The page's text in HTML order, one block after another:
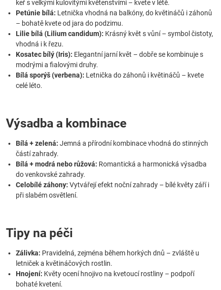
keř s velkými kulovitými květenstvími – kvete v létě.
Petúnie bílá: Letnička vhodná na balkóny, do květináčů i záhonů
– bohatě kvete od jara do podzimu.
Lilie bílá (Lilium candidum): Krásný květ s vůní – symbol čistoty,
vhodná i k řezu.
Kosatec bílý (Iris): Elegantní jarní květ – dobře se kombinuje s
modrými a fialovými druhy.
Bílá sporýš (verbena): Letnička do záhonů i květináčů – kvete
celé léto.
Výsadba a kombinace
Bílá + zelená: Jemná a přírodní kombinace vhodná do stinných
částí zahrady.
Bílá + modrá nebo růžová: Romantická a harmonická výsadba
do venkovské zahrady.
Celobílé záhony: Vytvářejí efekt noční zahrady – bílé květy září i
při slabém osvětlení.
Tipy na péči
Zálivka: Pravidelná, zejména během horkých dnů – zvláště u
letniček a květináčových rostlin.
Hnojení: Květy ocení hnojivo na kvetoucí rostliny – podpoří
bohaté kvetení.